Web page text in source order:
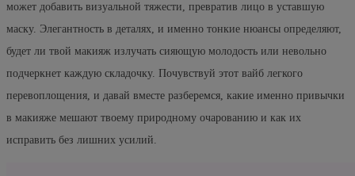
может добавить визуальной тяжести, превратив лицо в уставшую
маску. Элегантность в деталях, и именно тонкие нюансы определяют,
будет ли твой макияж излучать сияющую молодость или невольно
подчеркнет каждую складочку. Почувствуй этот вайб легкого
перевоплощения, и давай вместе разберемся, какие именно привычки
в макияже мешают твоему природному очарованию и как их
исправить без лишних усилий.